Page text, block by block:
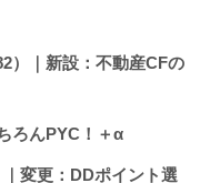
）｜新設：不動産CFの
ろんPYC！＋α
変更：DDポイント選